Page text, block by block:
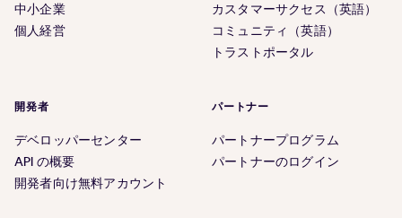
中小企業
個人経営
カスタマーサクセス（英語）
コミュニティ（英語）
トラストポータル
開発者
デベロッパーセンター
API の概要
開発者向け無料アカウント
パートナー
パートナープログラム
パートナーのログイン